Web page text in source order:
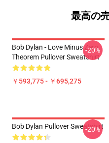
最高の
Bob Dylan - Love Minus Zero
Theorem Pullover Sweatshirt
￥593,775 - ￥695,275
-20%
Bob Dylan Pullover Sweatshirt
-20%